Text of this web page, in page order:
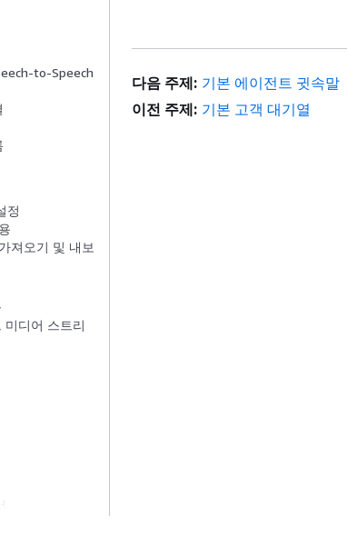
to-Speech
정
져오기 및 내보
미디어 스트리
다음 주제: 기본 에이전트 귓속말
이전 주제: 기본 고객 대기열